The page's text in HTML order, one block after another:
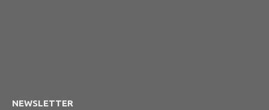
NEWSLETTER